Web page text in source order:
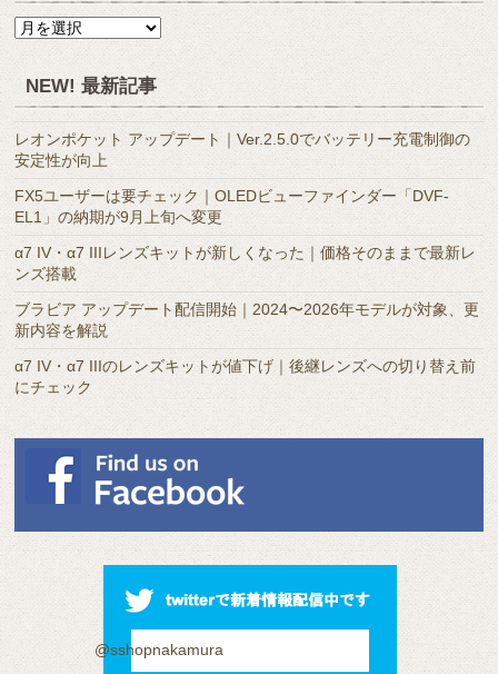
月
ー
カ
イ
ブ
NEW! 最新記事
レオンポケット アップデート｜Ver.2.5.0でバッテリー充電制御の
安定性が向上
FX5ユーザーは要チェック｜OLEDビューファインダー「DVF-
EL1」の納期が9月上旬へ変更
α7 IV・α7 IIIレンズキットが新しくなった｜価格そのままで最新レ
ンズ搭載
ブラビア アップデート配信開始｜2024〜2026年モデルが対象、更
新内容を解説
α7 IV・α7 IIIのレンズキットが値下げ｜後継レンズへの切り替え前
にチェック
@sshopnakamura